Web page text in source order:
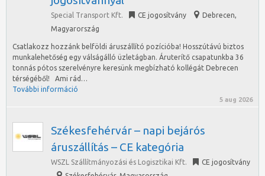
Special Transport Kft. CE jogosítvány Debrecen,
Magyarország
Csatlakozz hozzánk belföldi áruszállító pozícióba! Hosszútávú biztos
munkalehetőség egy válságálló üzletágban. Áruterítő csapatunkba 36
tonnás pótos szerelvényre keresünk megbízható kollégát Debrecen
térségéből! Ami rád…
További információ
5 aug 2026
Székesfehérvár – napi bejárós
áruszállítás – CE kategória
WSZL Szállítmányozási és Logisztikai Kft.
CE jogosítvány